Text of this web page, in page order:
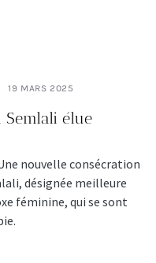
19 MARS 2025
Semlali élue
nouvelle consécration
désignée meilleure
féminine, qui se sont